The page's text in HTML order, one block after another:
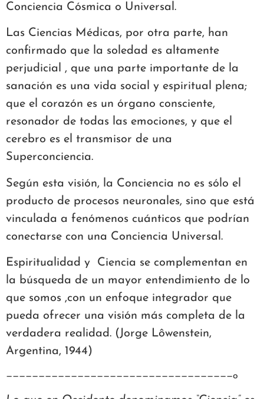
Conciencia Cósmica o Universal.
Las Ciencias Médicas, por otra parte, han
confirmado que la soledad es altamente
perjudicial , que una parte importante de la
sanación es una vida social y espiritual plena;
que el corazón es un órgano consciente,
resonador de todas las emociones, y que el
cerebro es el transmisor de una
Superconciencia.
Según esta visión, la Conciencia no es sólo el
producto de procesos neuronales, sino que está
vinculada a fenómenos cuánticos que podrían
conectarse con una Conciencia Universal.
Espiritualidad y Ciencia se complementan en
la búsqueda de un mayor entendimiento de lo
que somos ,con un enfoque integrador que
pueda ofrecer una visión más completa de la
verdadera realidad. (Jorge Lôwenstein,
Argentina, 1944)
———————————————————————————————————o